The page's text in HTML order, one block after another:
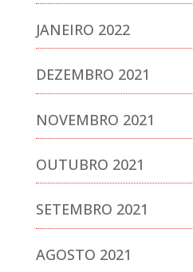
JANEIRO 2022
DEZEMBRO 2021
NOVEMBRO 2021
OUTUBRO 2021
SETEMBRO 2021
AGOSTO 2021